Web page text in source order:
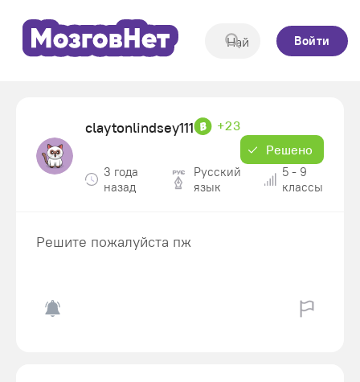
Войти
claytonlindsey111
+23
Решено
3 года
назад
Русский
язык
5 - 9
классы
Решите пожалуйста пж